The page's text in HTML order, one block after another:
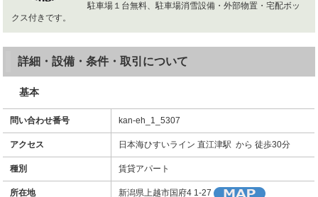
駐車場１台無料、駐車場消雪設備・外部物置・宅配ボッ
クス付きです。
詳細・設備・条件・取引について
基本
問い合わせ番号 kan-eh_1_5307
アクセス 日本海ひすいライン 直江津駅 から 徒歩30分
種別 賃貸アパート
所在地 新潟県上越市国府4 1-27